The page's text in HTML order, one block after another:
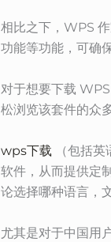
相比之下，WPS
功能等功能，可确
对于想要下载
松浏览该套件的众
wps下载 （包括
软件，从而提供定
论选择哪种语言，
尤其是对于中国用